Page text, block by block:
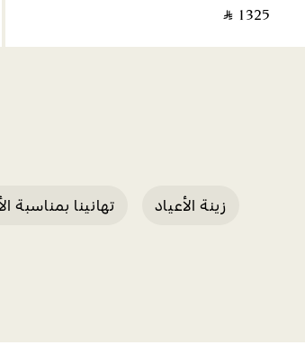
‎ ⃁ ⁦1325⁩ ‎
زينة الأعياد تهانينا